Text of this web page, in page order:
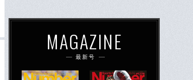
MAGAZINE
最新号